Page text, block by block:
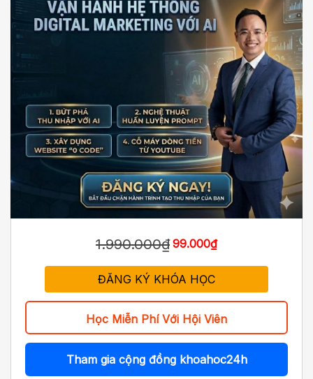
1.990.000₫ 99.000₫
ĐĂNG KÝ KHÓA HỌC
Học Miễn Phí Với Hội Viên
Tham gia cộng đồng khoahoc24h